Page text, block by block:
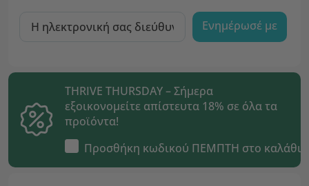
Ενημέρωσέ με
THRIVE THURSDAY – Σήμερα
εξοικονομείτε απίστευτα 18% σε όλα τα
προϊόντα!
Προσθήκη κωδικού ΠΕΜΠΤΗ στο καλάθι